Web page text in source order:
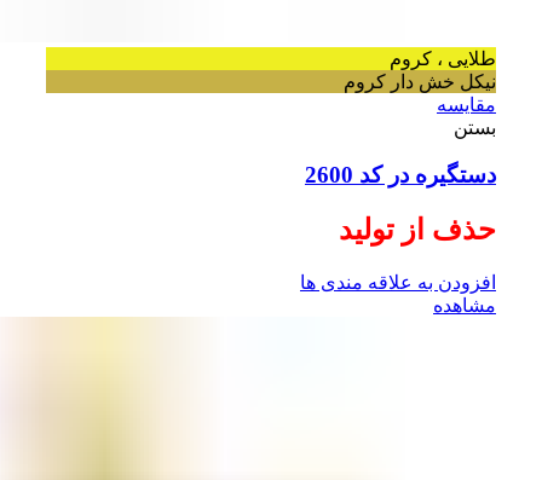
طلایی ، کروم
نیکل خش دار کروم
مقایسه
بستن
دستگیره در کد 2600
حذف از تولید
افزودن به علاقه مندی ها
مشاهده